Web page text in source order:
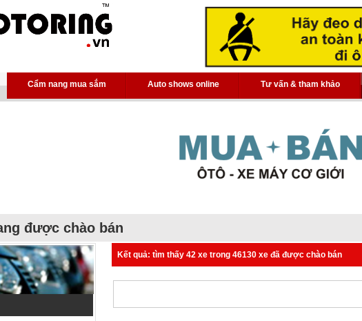
Cẩm nang mua sắm Auto shows online Tư vấn & tham khảo
được chào bán
Kết quả: tìm thấy 42 xe trong 46130 xe đã được chào bán